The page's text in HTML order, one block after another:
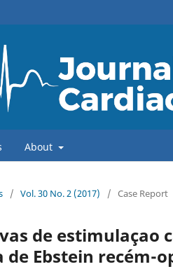
About
/ Vol. 30 No. 2 (2017) / Case Report
de estimulaçao
de Ebstein recém-